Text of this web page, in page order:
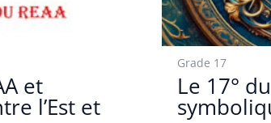
et
l’Est et
Grade 17
Le 17°